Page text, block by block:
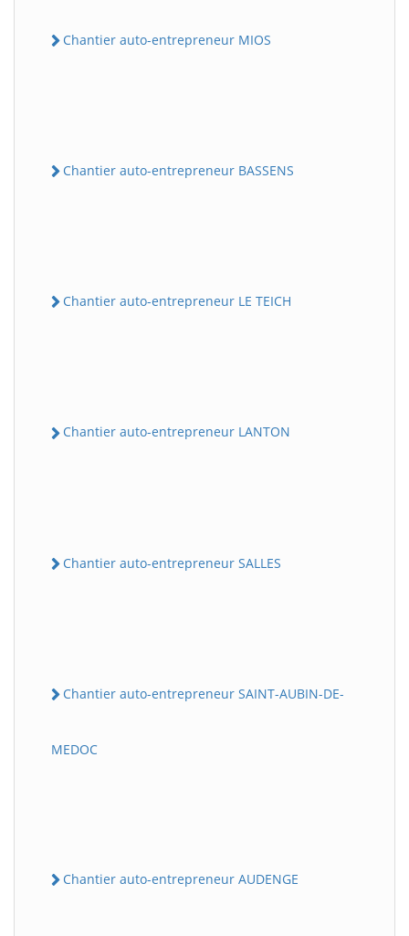
Chantier auto-entrepreneur MIOS
Chantier auto-entrepreneur BASSENS
Chantier auto-entrepreneur LE TEICH
Chantier auto-entrepreneur LANTON
Chantier auto-entrepreneur SALLES
Chantier auto-entrepreneur SAINT-AUBIN-DE-
MEDOC
Chantier auto-entrepreneur AUDENGE